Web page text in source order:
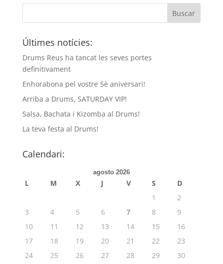
Últimes notícies:
Drums Reus ha tancat les seves portes
definitivament
Enhorabona pel vostre 5è aniversari!
Arriba a Drums, SATURDAY VIP!
Salsa, Bachata i Kizomba al Drums!
La teva festa al Drums!
Calendari:
agosto 2026
L M X J V S
D
1
2
3
4 5 6 7 8
9
10
11 12 13 14 15
16
17
18 19 20 21 22
23
24
25 26 27 28 29
30